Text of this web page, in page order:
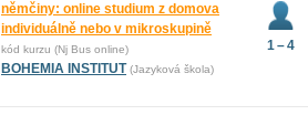
němčiny: online studium z domova
individuálně nebo v mikroskupině
kód kurzu (Nj Bus online)
BOHEMIA INSTITUT (Jazyková škola)
1 – 4